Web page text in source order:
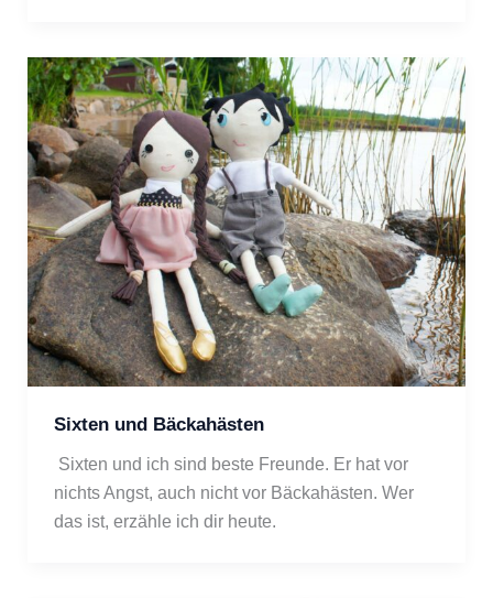
Sixten und Bäckahästen
nichts Angst, auch nicht vor Bäckahästen. Wer
das ist, erzähle ich dir heute.